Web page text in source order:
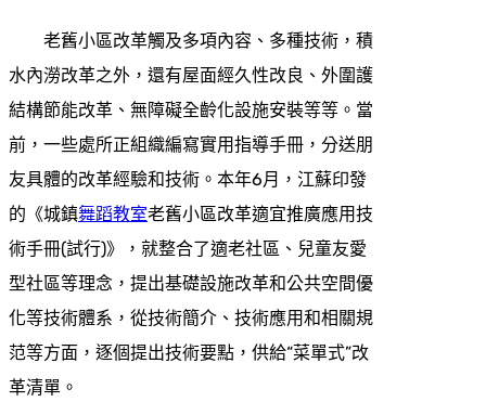
老舊小區改革觸及多項內容、多種技術，積
水內澇改革之外，還有屋面經久性改良、外圍護
結構節能改革、無障礙全齡化設施安裝等等。當
前，一些處所正組織編寫實用指導手冊，分送朋
友具體的改革經驗和技術。本年6月，江蘇印發
的《城鎮舞蹈教室老舊小區改革適宜推廣應用技
術手冊(試行)》，就整合了適老社區、兒童友愛
型社區等理念，提出基礎設施改革和公共空間優
化等技術體系，從技術簡介、技術應用和相關規
范等方面，逐個提出技術要點，供給“菜單式”改
革清單。